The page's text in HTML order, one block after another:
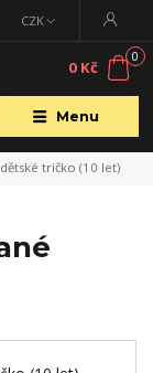
Menu
CZK
0
0 Kč
tričko (10 let)